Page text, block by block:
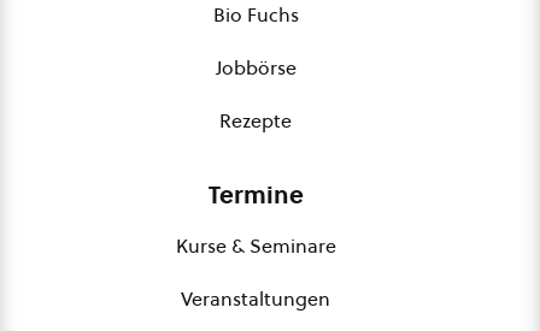
Bio Fuchs
Jobbörse
Rezepte
Termine
Kurse & Seminare
Veranstaltungen